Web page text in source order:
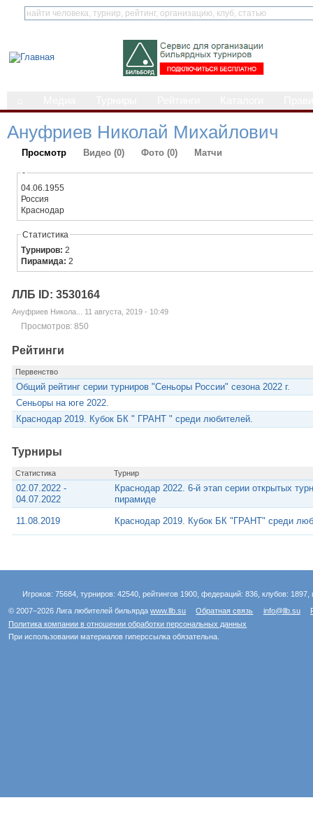
Ануфриев Николай Михайлович
Просмотр Видео (0) Фото (0) Матчи
-
04.06.1955
Россия
Краснодар
Статистика
Турниров:2
Пирамида:2
ЛЛБ ID: 3530164
Ануфриев Никола... 11 августа, 2019 - 10:49
Просмотров: 850
Рейтинги
Первенство
Общий рейтинг серии турниров "Сеньоры России" сезона 2022 г.
Сеньоры на юге 2022.
Краснодар 2019. Кубок БК " ГРАНТ " среди любителей.
Турниры
Статистика Турнир
02.07.2022 -
04.07.2022
Краснодар 2022. 6-й этап серии открытых
пирамиде
11.08.2019 Краснодар 2019. Кубок БК "ГРАНТ" среди
Игроков: 75684, турниров: 42540, рейтингов 1900, федераций: 836, клубов:
© 2007–2026 Лига любителей бильярдаwww.llb.su Обратная связь info@llb.su
Политика компании в отношении обработки персональных данных
При использовании материалов гиперссылка обязательна.